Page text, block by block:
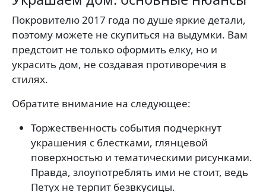
Покровителю 2017 года по душе яркие детали,
поэтому можете не скупиться на выдумки. Вам
предстоит не только оформить елку, но и
украсить дом, не создавая противоречия в
стилях.
Обратите внимание на следующее:
Торжественность события подчеркнут
украшения с блестками, глянцевой
поверхностью и тематическими рисунками.
Правда, злоупотреблять ими не стоит, ведь
Петух не терпит безвкусицы.